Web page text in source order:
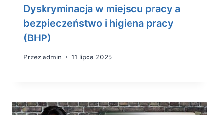
Dyskryminacja w miejscu pracy a
bezpieczeństwo i higiena pracy
(BHP)
Przezadmin 11 lipca 2025